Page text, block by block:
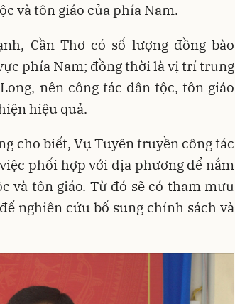
và tôn giáo của phía Nam.
Cần Thơ có số lượng đồng bào
phía Nam; đồng thời là vị trí trung
nên công tác dân tộc, tôn giáo
hiệu quả.
cho biết, Vụ Tuyên truyền công tác
phối hợp với địa phương để nắm
và tôn giáo. Từ đó sẽ có tham mưu
nghiên cứu bổ sung chính sách và